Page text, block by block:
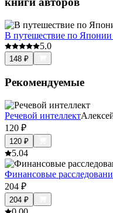
В путешествие по
5.0
148 ₽
Рекомендуемые
Речевой интеллект
120 ₽
120 ₽
5.04
Финансовые
204 ₽
204 ₽